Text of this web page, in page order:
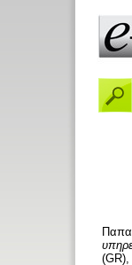
(GR),